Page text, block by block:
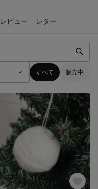
レビュー レター
すべて 販売中